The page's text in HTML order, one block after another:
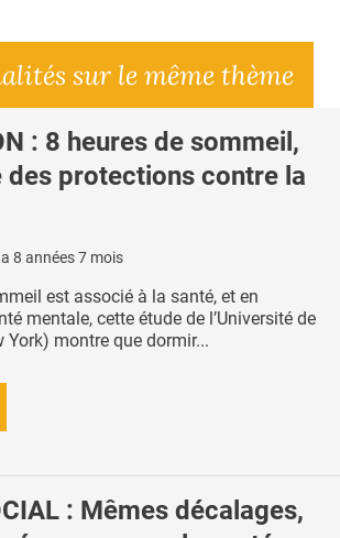
sur le même thème
: 8 heures de sommeil,
des protections contre la
8 années 7 mois
est associé à la santé, et en
mentale, cette étude de l’Université de
York) montre que dormir...
: Mêmes décalages,